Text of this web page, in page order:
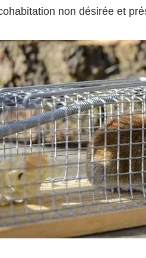
non désirée et